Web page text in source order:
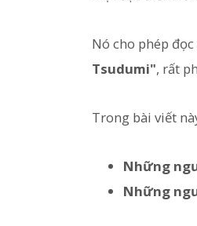
Nó cho phép
Tsudumi", rất
Trong bài viết
Những
Những